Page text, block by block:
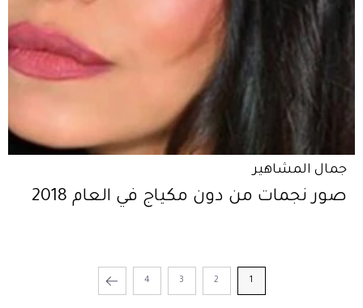
جمال المشاهير
صور نجمات من دون مكياج في العام 2018
1
2
3
4